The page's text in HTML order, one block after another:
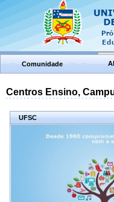
Comunidade
Centros Ensino,
UFSC